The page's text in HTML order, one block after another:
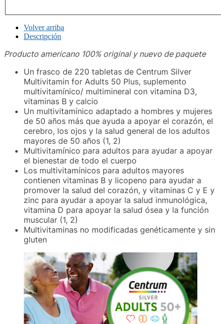
Volver arriba
Descripción
Producto americano 100% original y nuevo de paquete
Un frasco de 220 tabletas de Centrum Silver
Multivitamin for Adults 50 Plus, suplemento
multivitamínico/ multimineral con vitamina D3,
vitaminas B y calcio
Un multivitamínico adaptado a hombres y mujeres
de 50 años más que ayuda a apoyar el corazón, el
cerebro, los ojos y la salud general de los adultos
mayores de 50 años (1, 2)
Multivitamínico para adultos para ayudar a apoyar
el bienestar de todo el cuerpo
Los multivitamínicos para adultos mayores
contienen vitaminas B y licopeno para ayudar a
promover la salud del corazón, y vitaminas C y E y
zinc para ayudar a apoyar la salud inmunológica,
vitamina D para apoyar la salud ósea y la función
muscular (1, 2)
Multivitaminas no modificadas genéticamente y sin
gluten